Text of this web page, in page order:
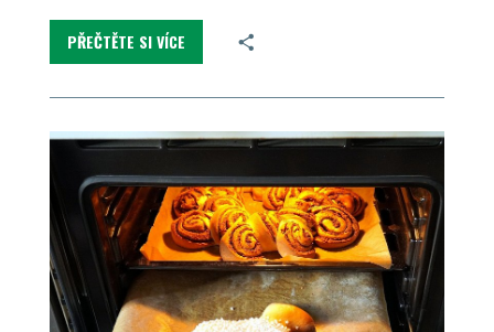
PŘEČTĚTE SI VÍCE